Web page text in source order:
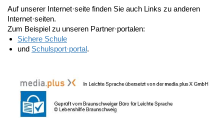
Auf unserer Internet·seite finden Sie auch Links zu anderen
Internet·seiten.
Zum Beispiel zu unseren Partner·portalen:
Sichere Schule
und Schulsport·portal.